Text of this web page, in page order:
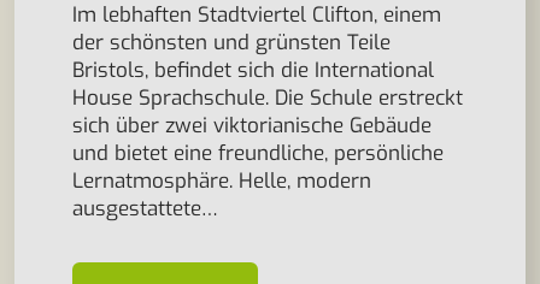
Im lebhaften Stadtviertel Clifton, einem
der schönsten und grünsten Teile
Bristols, befindet sich die International
House Sprachschule. Die Schule erstreckt
sich über zwei viktorianische Gebäude
und bietet eine freundliche, persönliche
Lernatmosphäre. Helle, modern
ausgestattete…